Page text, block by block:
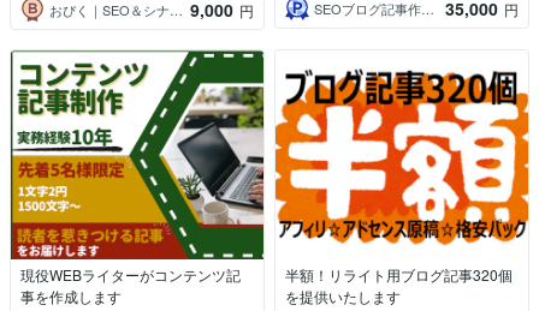
おぴく｜SEO＆シナリオライター
9,000 円 SEOブログ記事作成・ライター 35,000 円
現役WEBライターがコンテンツ記
事を作成します
半額！リライト用ブログ記事320個
を提供いたします